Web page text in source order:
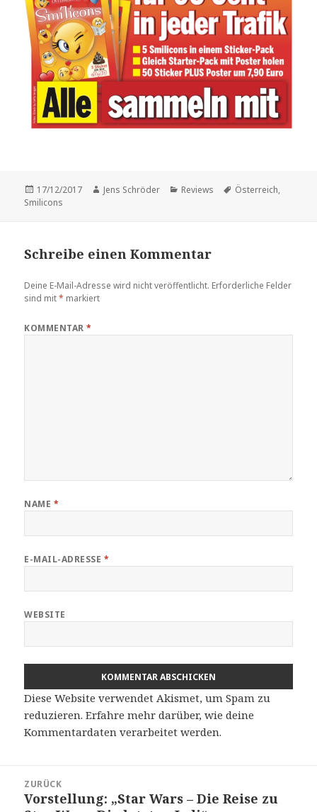
Veröffentlicht
am
17/12/2017 Autor
Jens Schröder Kategorien
Reviews Schlagwörter
Österreich,
Smilicons
Schreibe einen Kommentar
Deine E-Mail-Adresse wird nicht veröffentlicht. Erforderliche Felder
sind mit* markiert
KOMMENTAR*
NAME *
E-MAIL-ADRESSE *
WEBSITE
Diese Website verwendet Akismet, um Spam zu
reduzieren.Erfahre mehr darüber, wie deine
Kommentardaten verarbeitet werden.
ZURÜCK
Vorheriger
Vorstellung: „Star Wars – Die Reise zu